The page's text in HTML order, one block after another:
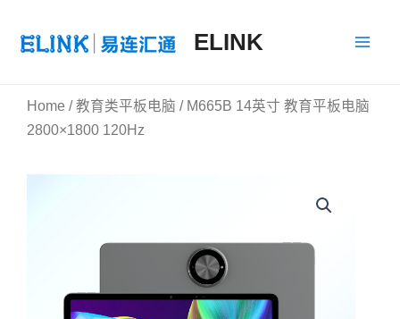
ELINK
Home /教育类平板电脑 / M665B 14英寸 教育平板电脑
2800×1800 120Hz